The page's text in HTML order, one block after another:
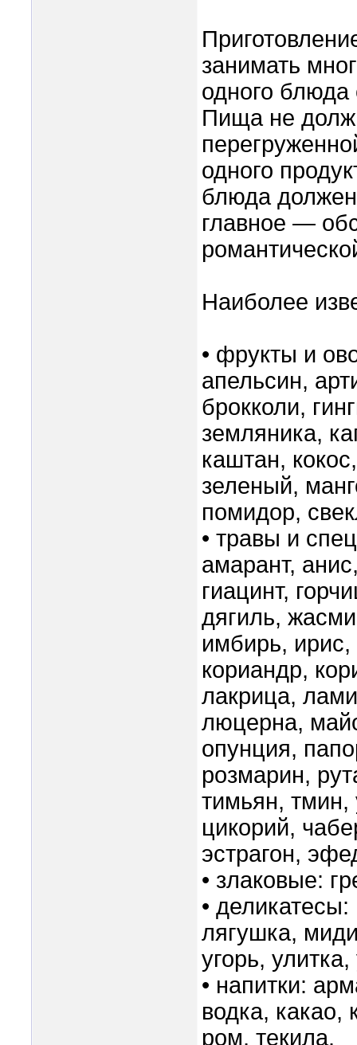
занимать
одного блюда
Пища не
одного
блюда
главное —
Наиболее
• фрукты и
апельсин,
брокколи,
земляника,
каштан,
зеленый,
помидор,
• травы и
амарант,
гиацинт,
дягиль,
имбирь,
кориандр,
лакрица,
люцерна,
опунция,
розмарин,
тимьян,
цикорий,
эстрагон,
• злаковые:
•
лягушка,
угорь,
• напитки:
водка, какао,
ром, текила.